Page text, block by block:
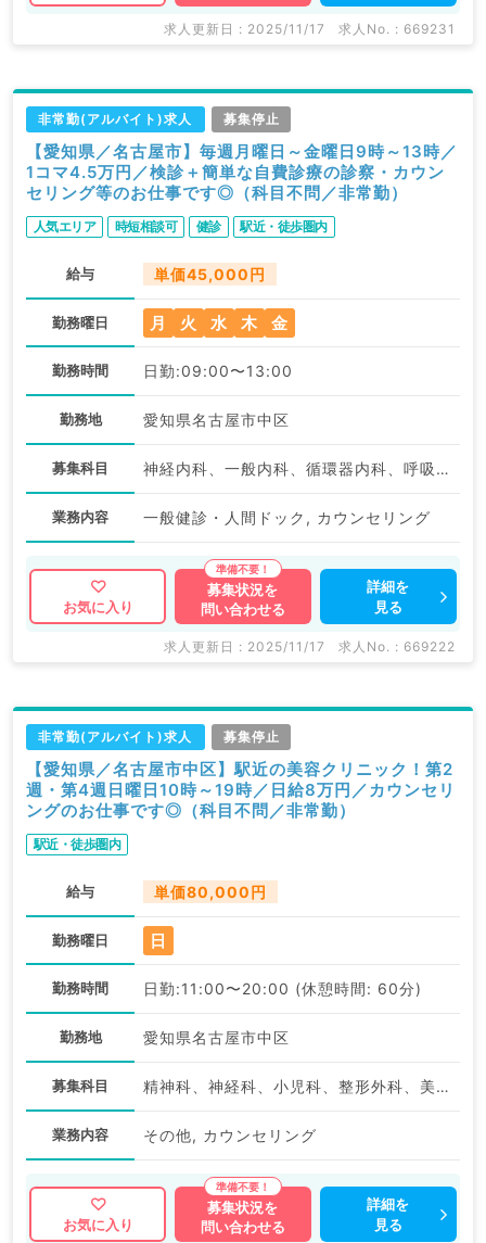
求人更新日 : 2025/11/17 求人No. : 669231
非常勤(アルバイト)求人 募集停止
【愛知県／名古屋市】毎週月曜日～金曜日9時～13時／
1コマ4.5万円／検診＋簡単な自費診療の診察・カウン
セリング等のお仕事です◎（科目不問／非常勤）
人気エリア 時短相談可 健診 駅近・徒歩圏内
給与 単価45,000円
勤務曜日 月 火 水 木 金
勤務時間 日勤:09:00〜13:00
勤務地 愛知県名古屋市中区
募集科目 神経内科、一般内科、循環器内科、呼吸器内科、消化器内科、内分泌・代謝内科、腎臓内科、老年内科、血液内科、美容皮膚科、健診・人間ドック、膠原病科
業務内容 一般健診・人間ドック, カウンセリング
お気に入り
募集状況を
問い合わせる
詳細を
見る
求人更新日 : 2025/11/17 求人No. : 669222
非常勤(アルバイト)求人 募集停止
【愛知県／名古屋市中区】駅近の美容クリニック！第2
週・第4週日曜日10時～19時／日給8万円／カウンセリ
ングのお仕事です◎（科目不問／非常勤）
駅近・徒歩圏内
給与 単価80,000円
勤務曜日 日
勤務時間 日勤:11:00〜20:00 (休憩時間: 60分)
勤務地 愛知県名古屋市中区
募集科目 精神科、神経科、小児科、整形外科、美容外科、心臓血管外科、皮膚科、産婦人科、婦人科、一般内科、循環器内科、呼吸器内科、消化器内科、内分泌・代謝内科、外科系全般、一般外科、消化器外科、乳腺外科、美容皮膚科、科目不問
業務内容 その他, カウンセリング
お気に入り
募集状況を
問い合わせる
詳細を
見る